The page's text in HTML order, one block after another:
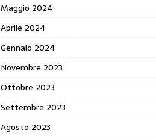
Maggio 2024
Aprile 2024
Gennaio 2024
Novembre 2023
Ottobre 2023
Settembre 2023
Agosto 2023